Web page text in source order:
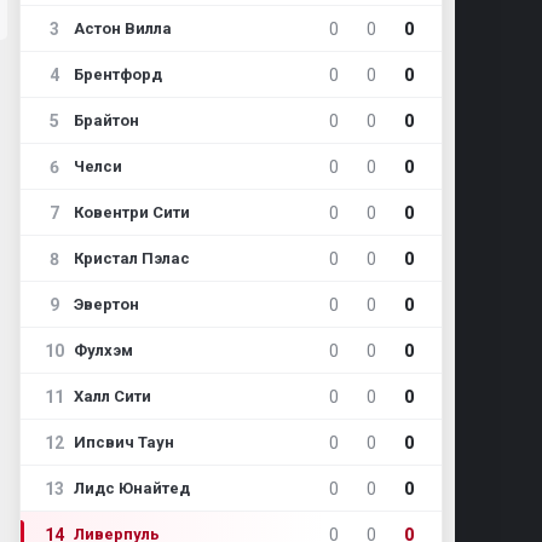
3 Астон Вилла 0 0 0
4 Брентфорд 0 0 0
5 Брайтон 0 0 0
6 Челси 0 0 0
7 Ковентри Сити 0 0 0
8 Кристал Пэлас 0 0 0
9 Эвертон 0 0 0
10 Фулхэм 0 0 0
11 Халл Сити 0 0 0
12 Ипсвич Таун 0 0 0
13 Лидс Юнайтед 0 0 0
14 Ливерпуль 0 0 0